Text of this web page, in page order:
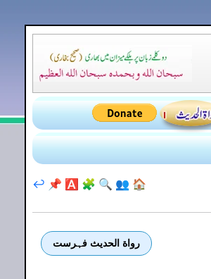
🏠
👥
🔍
🧩
🅰️
📌
↩️
رواة الحديث فہرست